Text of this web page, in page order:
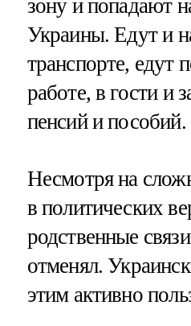
зону и попадают
Украины. Едут и
транспорте, едут
работе, в гости и
пенсий и пособий.
Несмотря на
в политических
родственные
отменял.
этим активно